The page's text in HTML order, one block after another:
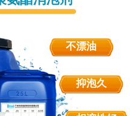
不漂油
抑泡久